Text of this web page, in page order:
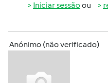
Iniciar sessão ou
Anónimo (não verificado)